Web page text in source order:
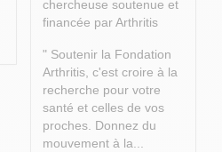
chercheuse soutenue et
financée par Arthritis
" Soutenir la Fondation
Arthritis, c'est croire à la
recherche pour votre
santé et celles de vos
proches. Donnez du
mouvement à la...